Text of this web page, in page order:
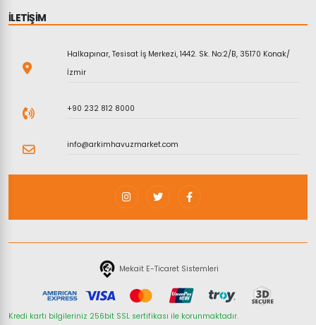
İLETİŞİM
Halkapınar, Tesisat İş Merkezi, 1442. Sk. No:2/B, 35170 Konak/
İzmir
+90 232 812 8000
info@arkimhavuzmarket.com
Mekait E-Ticaret Sistemleri
Kredi kartı bilgileriniz 256bit SSL sertifikası ile korunmaktadır.